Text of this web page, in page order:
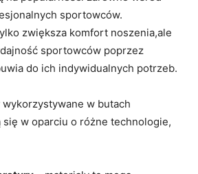
sportowców.
zwiększa komfort noszenia,ale
sportowców poprzez
do ich indywidualnych potrzeb.
w butach
w oparciu o różne technologie,